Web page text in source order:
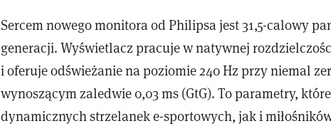
Sercem nowego monitora od Philipsa jest 31,5-calowy
generacji. Wyświetlacz pracuje w natywnej
i oferuje odświeżanie na poziomie 240 Hz przy niemal
wynoszącym zaledwie 0,03 ms (GtG). To parametry,
dynamicznych strzelanek e-sportowych, jak i